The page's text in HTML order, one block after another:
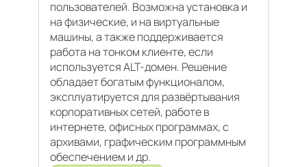
пользователей. Возможна установка и
на физические, и на виртуальные
машины, а также поддерживается
работа на тонком клиенте, если
используется ALT-домен. Решение
обладает богатым функционалом,
эксплуатируется для развёртывания
корпоративных сетей, работе в
интернете, офисных программах, с
архивами, графическим программным
обеспечением и др.